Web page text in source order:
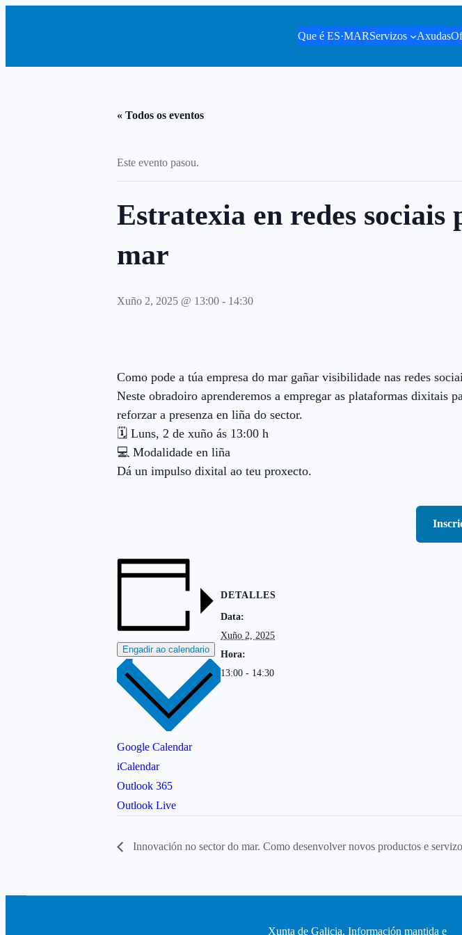
Que é ES·MARServizos Axudas
« Todos os eventos
Este evento pasou.
Estratexia en redes sociais
mar
Xuño 2, 2025 @ 13:00 - 14:30
Como pode a túa empresa do mar gañar visibilidade nas redes
Neste obradoiro aprenderemos a empregar as plataformas dixitais
reforzar a presenza en liña do sector.
🗓️ Luns, 2 de xuño ás 13:00 h
💻 Modalidade en liña
Dá un impulso dixital ao teu proxecto.
Engadir ao calendario
Google Calendar
iCalendar
Outlook 365
Outlook Live
DETALLES
Data:
Xuño 2, 2025
Hora:
13:00 - 14:30
Innovación no sector do mar. Como desenvolver novos productos e
Xunta de Galicia. Información mantida e